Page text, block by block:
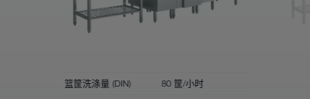
篮筐洗涤量 (DIN)
80 筐/小时